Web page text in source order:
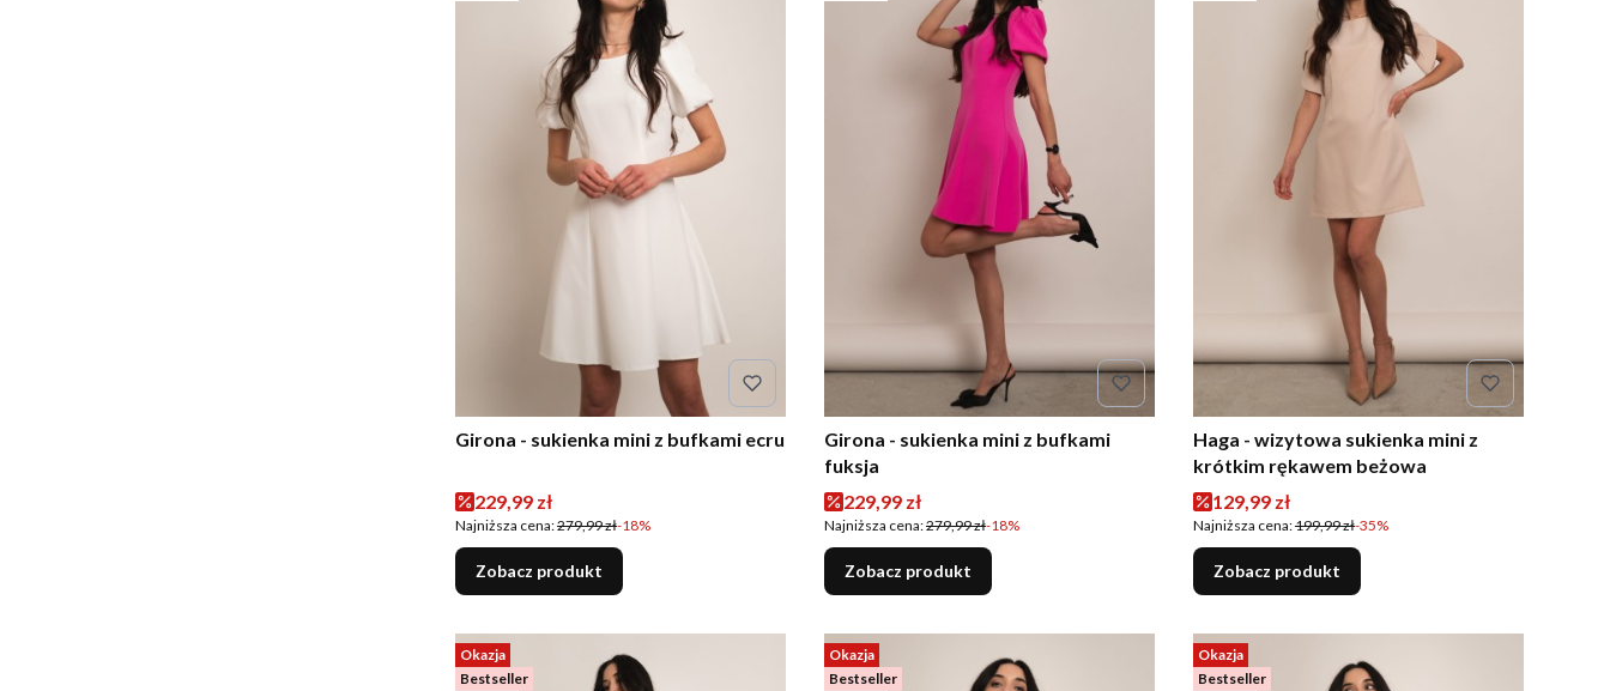
Girona - sukienka mini z bufkami ecru
Cena promocyjna
229,99 zł
Najniższa cena:279,99 zł-18%
Zobacz produkt
Girona - sukienka mini z bufkami
fuksja
Cena promocyjna
229,99 zł
Najniższa cena:279,99 zł-18%
Zobacz produkt
Haga - wizytowa sukienka mini z
krótkim rękawem beżowa
Cena promocyjna
129,99 zł
Najniższa cena:199,99 zł-35%
Zobacz produkt
Okazja
Bestseller
Okazja
Bestseller
Okazja
Bestseller